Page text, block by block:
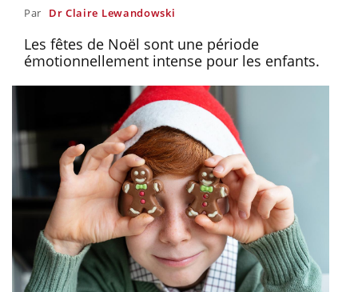
Par Dr Claire Lewandowski
Les fêtes de Noël sont une période
émotionnellement intense pour les enfants.